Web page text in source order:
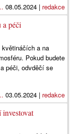
08.05.2024 | redakce
péči
a na
Pokud budete
péči, odvděčí se
03.05.2024 | redakce